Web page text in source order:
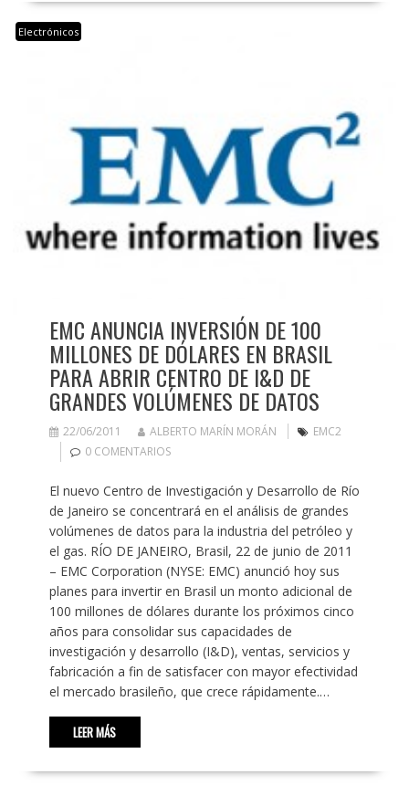
Electrónicos
EMC ANUNCIA INVERSIÓN DE 100
MILLONES DE DÓLARES EN BRASIL
PARA ABRIR CENTRO DE I&D DE
GRANDES VOLÚMENES DE DATOS
22/06/2011 ALBERTO MARÍN MORÁN
EMC2
0 COMENTARIOS
El nuevo Centro de Investigación y Desarrollo de Río
de Janeiro se concentrará en el análisis de grandes
volúmenes de datos para la industria del petróleo y
el gas. RÍO DE JANEIRO, Brasil, 22 de junio de 2011
– EMC Corporation (NYSE: EMC) anunció hoy sus
planes para invertir en Brasil un monto adicional de
100 millones de dólares durante los próximos cinco
años para consolidar sus capacidades de
investigación y desarrollo (I&D), ventas, servicios y
fabricación a fin de satisfacer con mayor efectividad
el mercado brasileño, que crece rápidamente.…
LEER MÁS